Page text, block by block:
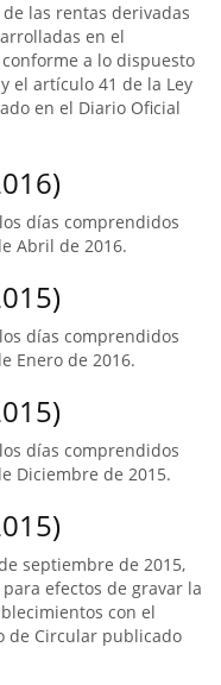
las rentas derivadas
en el
a lo dispuesto
el artículo 41 de la Ley
en el Diario Oficial
días comprendidos
Abril de 2016.
días comprendidos
Enero de 2016.
días comprendidos
Diciembre de 2015.
septiembre de 2015,
efectos de gravar la
con el
de Circular publicado